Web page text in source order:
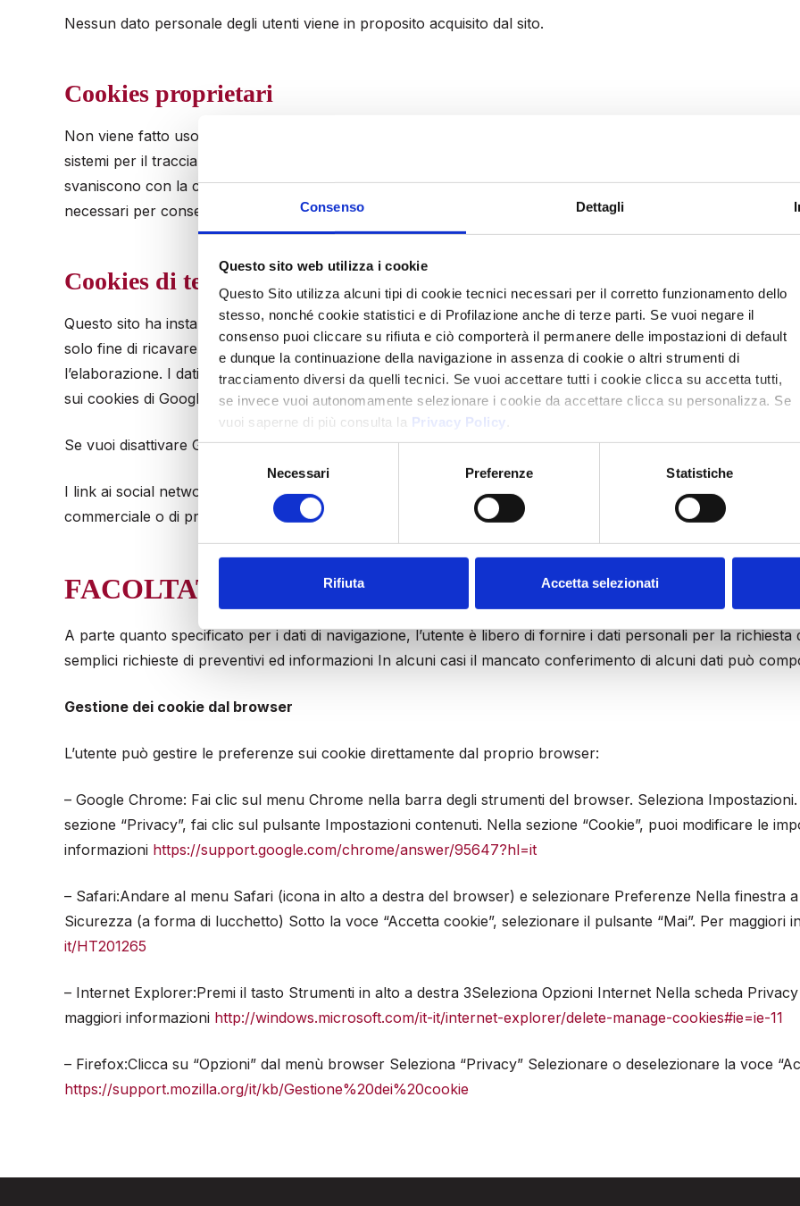
Consenso Dettagli
Questo sito web utilizza i cookie
Questo Sito utilizza alcuni tipi di cookie tecnici necessari per il corretto funzionamento dello
stesso, nonché cookie statistici e di Profilazione anche di terze parti. Se vuoi negare il
consenso puoi cliccare su rifiuta e ciò comporterà il permanere delle impostazioni di default
e dunque la continuazione della navigazione in assenza di cookie o altri strumenti di
tracciamento diversi da quelli tecnici. Se vuoi accettare tutti i cookie clicca su accetta tutti,
se invece vuoi autonomamente selezionare i cookie da accettare clicca su personalizza. Se
vuoi saperne di più consulta la Privacy Policy
Selezione
consenso
Necessari Preferenze Statistiche
Rifiuta Accetta selezionati
Nessun dato personale degli utenti viene in proposito acquisito dal sito.
Cookies proprietari
Non viene fatto uso di cookies per la trasmissione di informazioni di carattere personale, né vengono
sistemi per il tracciamento degli utenti. L’uso di c.d. cookies di sessione (che non vengono memorizzati in
svaniscono con la chiusura del browser) è strettamente limitato alla trasmissione di identificativi di sessione
necessari per consentire l’esplorazione sicura ed efficiente del sito. L’uso di cookies tecnici servono
Cookies di terze parti
Questo sito ha installato Google Analitycs, pertanto utilizza cookies di terze parti, al solo scopo statistico. I
solo fine di ricavare informazioni statistiche anonime sull’uso del sito e per controllarne il corretto
l’elaborazione. I dati potrebbero essere utilizzati per l’accertamento di responsabilità in caso di ipotetici
sui cookies di Google Analitycs li potete trovare al seguente link:https://www.google.it/intl/it/policies/
Se vuoi disattivare Google Analytics puoi scaricare il componente aggiuntivoqui.
I link ai social network e a YouTube sono implementati nel sito esclusivamente per la condivisione di
commerciale o di propaganda pubblicitaria.
FACOLTATIVITÁ DEL CONFERIMENTO DEI DATI
A parte quanto specificato per i dati di navigazione, l’utente è libero di fornire i dati personali per la
semplici richieste di preventivi ed informazioni In alcuni casi il mancato conferimento di alcuni dati può
Gestione dei cookie dal browser
L’utente può gestire le preferenze sui cookie direttamente dal proprio browser:
– Google Chrome: Fai clic sul menu Chrome nella barra degli strumenti del browser. Seleziona
sezione “Privacy”, fai clic sul pulsante Impostazioni contenuti. Nella sezione “Cookie”, puoi modificare le
informazioni https://support.google.com/chrome/answer/95647?hl=it
– Safari:Andare al menu Safari (icona in alto a destra del browser) e selezionare Preferenze Nella finestra
Sicurezza (a forma di lucchetto) Sotto la voce “Accetta cookie”, selezionare il pulsante “Mai”. Per maggiori
it/HT201265
– Internet Explorer:Premi il tasto Strumenti in alto a destra 3Seleziona Opzioni Internet Nella scheda
maggiori informazioni http://windows.microsoft.com/it-it/internet-explorer/delete-manage-cookies#ie=ie-11
– Firefox:Clicca su “Opzioni” dal menù browser Seleziona “Privacy” Selezionare o deselezionare la voce
https://support.mozilla.org/it/kb/Gestione%20dei%20cookie